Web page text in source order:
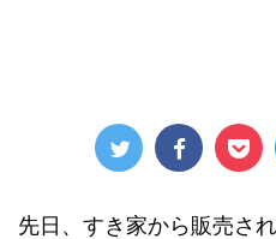
先日、すき家から販売さ